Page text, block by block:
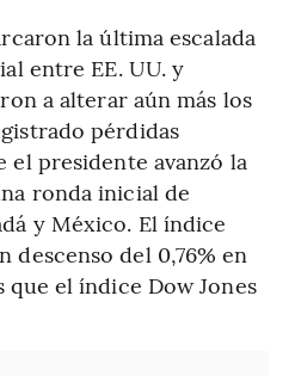
la última escalada
entre EE. UU. y
a alterar aún más los
pérdidas
el presidente avanzó la
ronda inicial de
y México. El índice
descenso del 0,76% en
que el índice Dow Jones